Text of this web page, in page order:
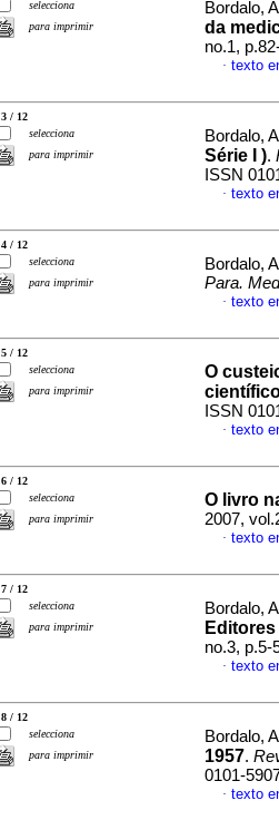
selecciona
para imprimir
Bordalo,
da
no.1,
· texto
3 / 12
selecciona
para imprimir
Bordalo,
Série I ).
ISSN
· texto
4 / 12
selecciona
para imprimir
Bordalo,
Para.
· texto
5 / 12
selecciona
para imprimir
O
ISSN
· texto
6 / 12
selecciona
para imprimir
O livro
2007,
· texto
7 / 12
selecciona
para imprimir
Bordalo,
no.3, p.5-
· texto
8 / 12
selecciona
para imprimir
Bordalo,
1957.
0101-
· texto